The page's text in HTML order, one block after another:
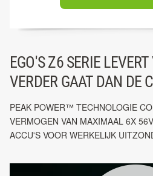
EGO'S Z6 SERIE
VERDER GAAT DAN DE
PEAK POWER™ TECHNOLOGIE
VERMOGEN VAN MAXIMAAL 6X
ACCU'S VOOR WERKELIJK